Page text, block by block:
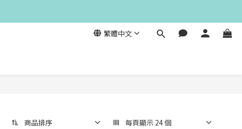
繁體中文
商品排序 每頁顯示 24 個